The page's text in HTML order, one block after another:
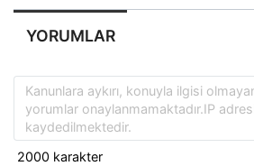
YORUMLAR